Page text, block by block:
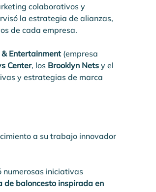
colaborativos y
la estrategia de alianzas,
de cada empresa.
Entertainment (empresa
Center, los Brooklyn Nets y el
y estrategias de marca
a su trabajo innovador
numerosas iniciativas
de baloncesto inspirada en